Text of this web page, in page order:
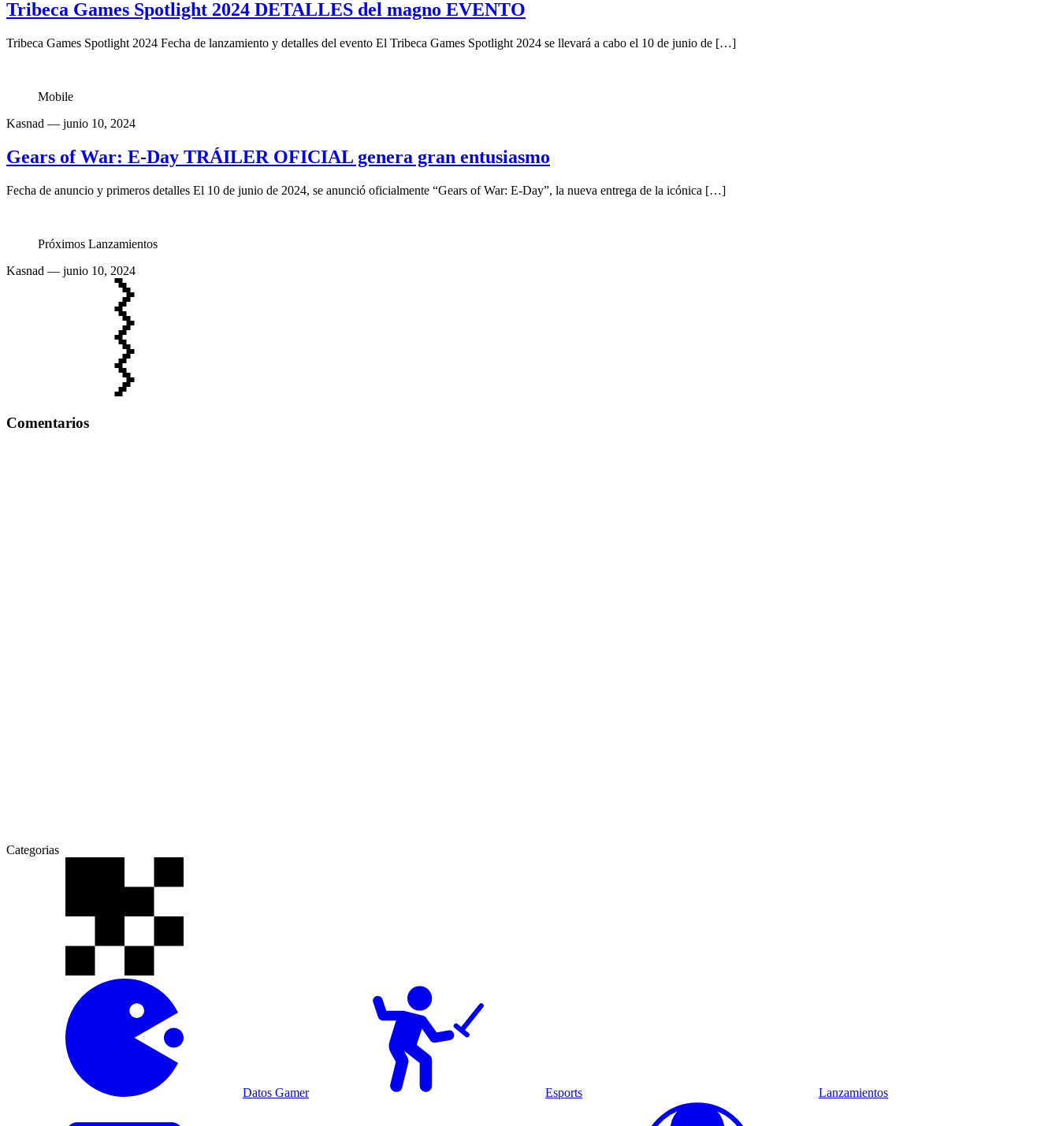
Tribeca Games Spotlight 2024 DETALLES del magno EVENTO
Tribeca Games Spotlight 2024 Fecha de lanzamiento y detalles del evento El Tribeca Games Spotlight 2024 se llevará a cabo el 10 de junio de […]
Mobile
Kasnad — junio 10, 2024
Gears of War: E-Day TRÁILER OFICIAL genera gran entusiasmo
Fecha de anuncio y primeros detalles El 10 de junio de 2024, se anunció oficialmente “Gears of War: E-Day”, la nueva entrega de la icónica […]
Próximos Lanzamientos
Kasnad — junio 10, 2024
Comentarios
Categorias
Datos Gamer Esports Lanzamientos